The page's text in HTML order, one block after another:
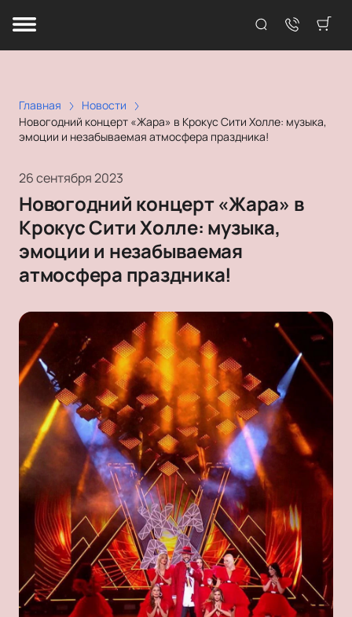
Главная
Новости
Новогодний концерт «Жара» в Крокус Сити Холле: музыка,
эмоции и незабываемая атмосфера праздника!
26 сентября 2023
Новогодний концерт «Жара» в
Крокус Сити Холле: музыка,
эмоции и незабываемая
атмосфера праздника!